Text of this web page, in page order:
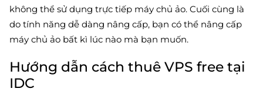
không thể sử dụng trực tiếp máy chủ ảo. Cuối cùng là
do tính năng dễ dàng nâng cấp, bạn có thể nâng cấp
máy chủ ảo bất kì lúc nào mà bạn muốn.
Hướng dẫn cách thuê VPS free tại
IDC